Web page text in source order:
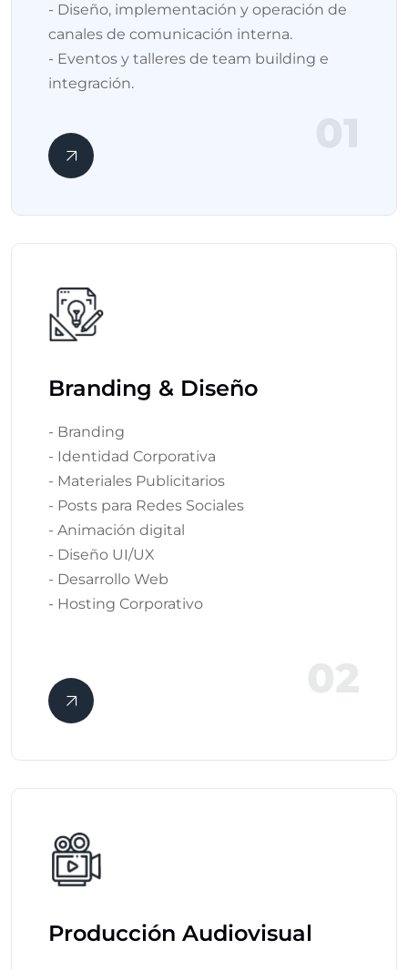
- Diseño, implementación y operación de
canales de comunicación interna.
- Eventos y talleres de team building e
integración.
Branding & Diseño
- Branding
- Identidad Corporativa
- Materiales Publicitarios
- Posts para Redes Sociales
- Animación digital
- Diseño UI/UX
- Desarrollo Web
- Hosting Corporativo
Producción Audiovisual